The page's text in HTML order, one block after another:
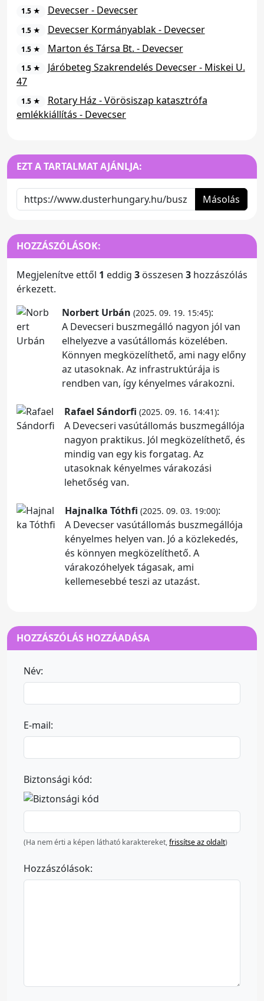
1.5 ★ Devecser - Devecser
1.5 ★ Devecser Kormányablak - Devecser
1.5 ★ Marton és Társa Bt. - Devecser
1.5 ★
Járóbeteg Szakrendelés Devecser - Miskei U.
47
1.5 ★
Rotary Ház - Vörösiszap katasztrófa
emlékkiállítás - Devecser
EZT A TARTALMAT AJÁNLJA:
Másolás
HOZZÁSZÓLÁSOK:
Megjelenítve ettől 1 eddig 3 összesen 3 hozzászólás
érkezett.
Norbert Urbán (2025. 09. 19. 15:45):
A Devecseri buszmegálló nagyon jól van
elhelyezve a vasútállomás közelében.
Könnyen megközelíthető, ami nagy előny
az utasoknak. Az infrastruktúrája is
rendben van, így kényelmes várakozni.
Rafael Sándorfi (2025. 09. 16. 14:41):
A Devecseri vasútállomás buszmegállója
nagyon praktikus. Jól megközelíthető, és
mindig van egy kis forgatag. Az
utasoknak kényelmes várakozási
lehetőség van.
Hajnalka Tóthfi (2025. 09. 03. 19:00):
A Devecser vasútállomás buszmegállója
kényelmes helyen van. Jó a közlekedés,
és könnyen megközelíthető. A
várakozóhelyek tágasak, ami
kellemesebbé teszi az utazást.
HOZZÁSZÓLÁS HOZZÁADÁSA
Név:
E-mail:
Biztonsági kód:
(Ha nem érti a képen látható karaktereket,frissítse az oldalt)
Hozzászólások: